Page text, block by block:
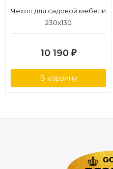
Чехол для садовой мебели
230х130
10 190 ₽
В корзину